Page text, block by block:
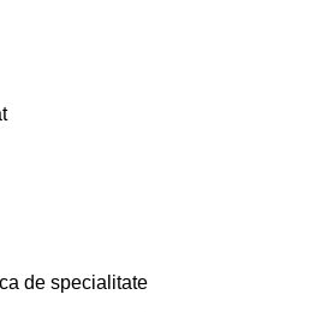
de specialitate